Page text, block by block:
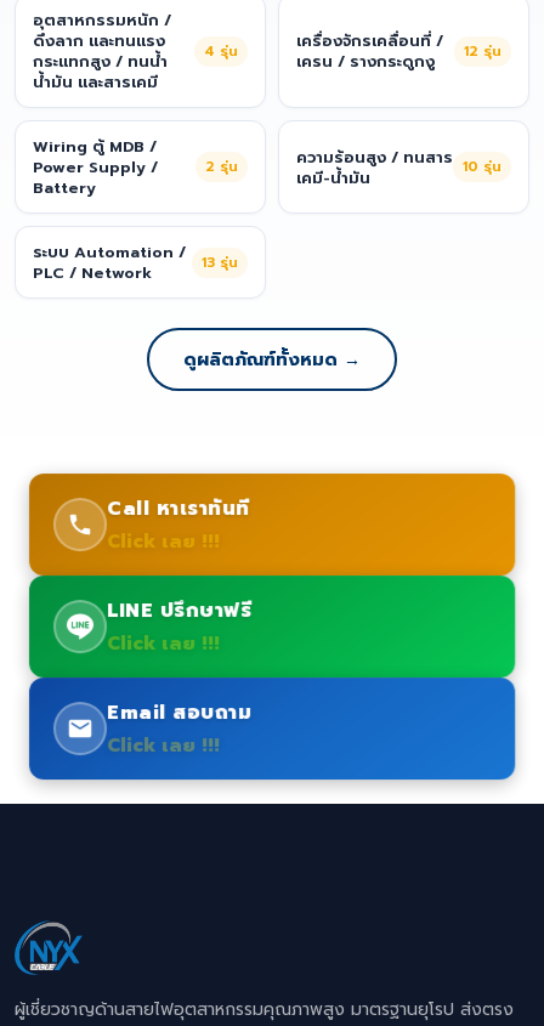
อุตสาหกรรมหนัก /
ดึงลาก และทนแรง
กระแทกสูง / ทนน้ำ
น้ำมัน และสารเคมี
4 รุ่น
เครื่องจักรเคลื่อนที่ /
เครน / รางกระดูกงู
12 รุ่น
Wiring ตู้ MDB /
Power Supply /
Battery
2 รุ่น
ความร้อนสูง / ทนสาร
เคมี-น้ำมัน
10 รุ่น
ระบบ Automation /
PLC / Network
13 รุ่น
ดูผลิตภัณฑ์ทั้งหมด →
Call หาเราทันที
Click เลย !!!
LINE ปรึกษาฟรี
Click เลย !!!
Email สอบถาม
Click เลย !!!
ผู้เชี่ยวชาญด้านสายไฟอุตสาหกรรมคุณภาพสูง มาตรฐานยุโรป ส่งตรง